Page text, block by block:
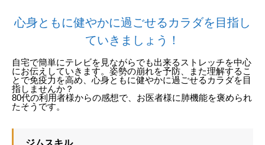
心身ともに健やかに過ごせるカラダを目指し
ていきましょう！
自宅で簡単にテレビを見ながらでも出来るストレッチを中心
にお伝えしていきます。姿勢の崩れを予防、また理解するこ
とで免疫力を高め、心身ともに健やかに過ごせるカラダを目
指しませんか？
80代の利用者様からの感想で、お医者様に肺機能を褒められ
たそうです。
ジムスキル